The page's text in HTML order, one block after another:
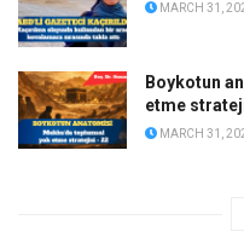
MARCH 31,
Boykotun
etme
MARCH 31,